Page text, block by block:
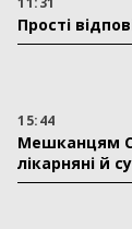
Прості
15:44
Мешканцям
лікарняні й